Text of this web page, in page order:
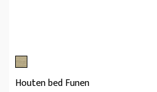
Houten bed Funen